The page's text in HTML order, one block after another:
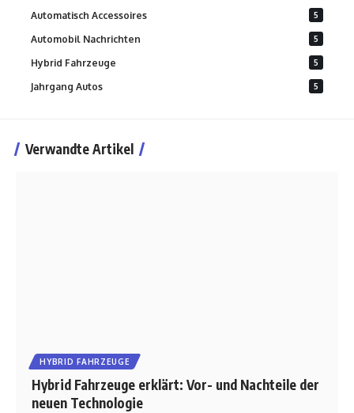
Automatisch Accessoires 5
Automobil Nachrichten 5
Hybrid Fahrzeuge 5
Jahrgang Autos 5
Verwandte Artikel
HYBRID FAHRZEUGE
Hybrid Fahrzeuge erklärt: Vor- und Nachteile der
neuen Technologie